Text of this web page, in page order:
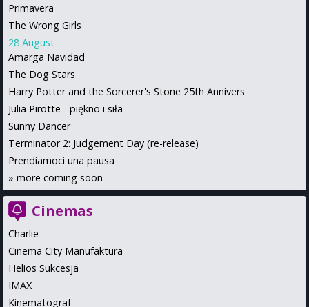
Primavera
The Wrong Girls
28 August
Amarga Navidad
The Dog Stars
Harry Potter and the Sorcerer's Stone 25th Annivers
Julia Pirotte - piękno i siła
Sunny Dancer
Terminator 2: Judgement Day (re-release)
Prendiamoci una pausa
» more coming soon
Cinemas
Charlie
Cinema City Manufaktura
Helios Sukcesja
IMAX
Kinematograf